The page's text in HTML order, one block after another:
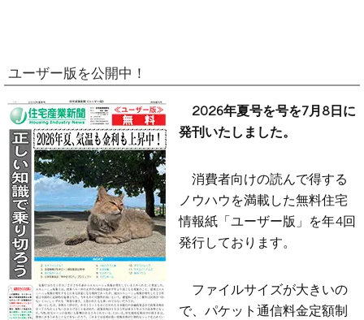
ユーザー版を公開中！
2026年夏号を号を7月8日に
発刊いたしました。
消費者向けの読んで得する
ノウハウを満載した無料住宅
情報紙「ユーザー版」を年4回
発行しております。
ファイルサイズが大きいの
で、パケット通信料金定額制